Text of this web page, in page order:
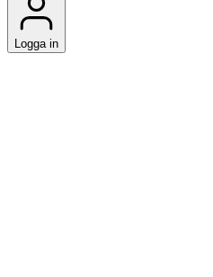
Logga in